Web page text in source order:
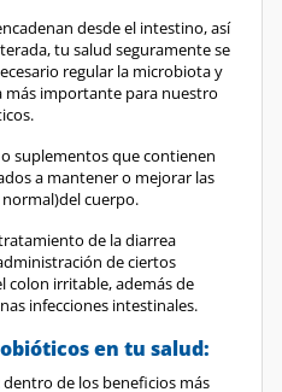
desde el intestino, así
tu salud seguramente se
regular la microbiota y
más importante para nuestro
suplementos que contienen
a mantener o mejorar las
cuerpo.
de la diarrea
de ciertos
colon irritable, además de
infecciones intestinales.
en tu salud:
de los beneficios más